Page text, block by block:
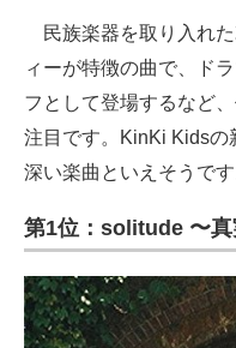
民族楽器を取り入れ
ィーが特徴の曲で、ド
フとして登場するなど
注目です。KinKi Kidsの
深い楽曲といえそうです
第1位：solitude 〜